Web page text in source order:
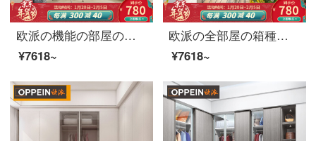
欧派の機能の部屋の書斎は特注して変形の家具の上でベッドをひっくり返して角の書棚の畳の昇降テーブルを回転して注文して前金を注文して作らせます。
¥7618~
欧派の全部屋の箱種類は注文して全体の洗濯機のベランダを組み合わせて収納します。
¥7618~